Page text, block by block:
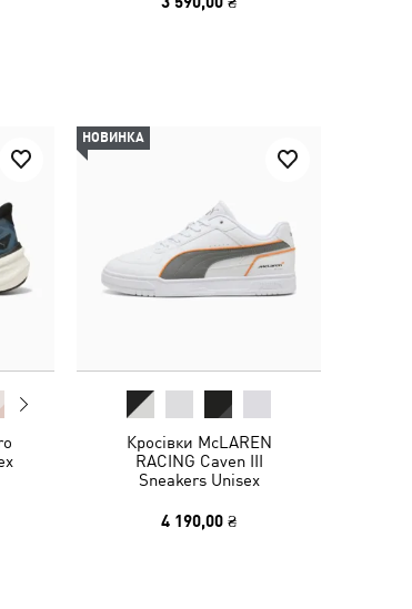
НОВИНКА
Кросівки McLAREN
RACING Caven III
Sneakers Unisex
4 190,00 ₴